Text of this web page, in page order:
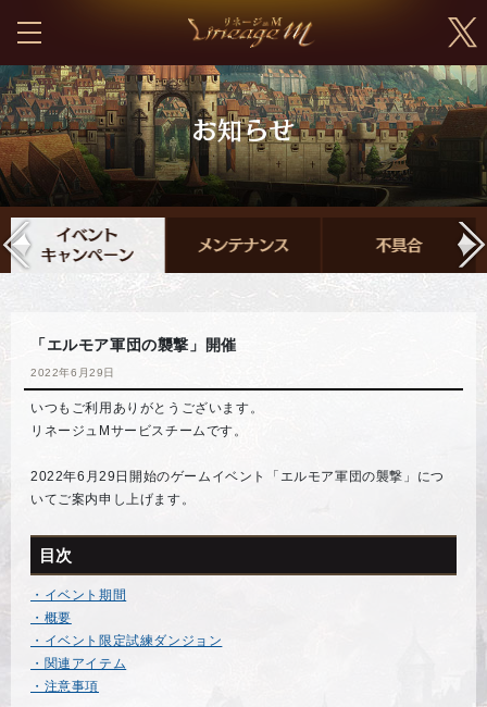
「エルモア軍団の襲撃」開催
2022年6月29日
いつもご利用ありがとうございます。
リネージュMサービスチームです。
2022年6月29日開始のゲームイベント「エルモア軍団の襲撃」につ
いてご案内申し上げます。
目次
・イベント期間
・概要
・イベント限定試練ダンジョン
・関連アイテム
・注意事項